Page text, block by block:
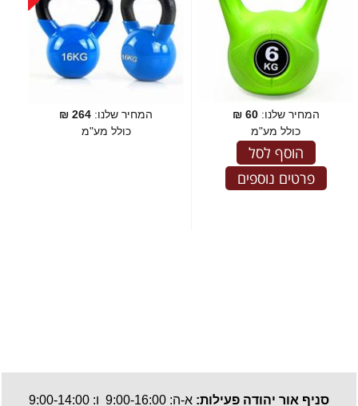
המחיר שלנו:60
₪
כולל מע"מ
הוסף לסל
פרטים נוספים
המחיר שלנו: 264
₪
כולל מע"מ
סניף אור יהודה פעילות: א-ה: 9:00-16:00 ו: 9:00-14:00